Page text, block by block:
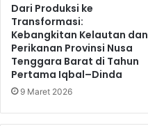
Dari Produksi ke
Transformasi:
Kebangkitan Kelautan dan
Perikanan Provinsi Nusa
Tenggara Barat di Tahun
Pertama Iqbal–Dinda
9 Maret 2026